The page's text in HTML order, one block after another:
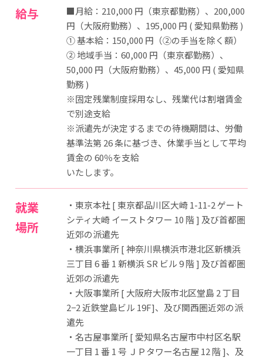
給与
■月給：210,000 円（東京都勤務）、200,000
円（大阪府勤務）、195,000 円 ( 愛知県勤務 )
➀ 基本給：150,000 円（➁の手当を除く額）
➁ 地域手当：60,000 円（東京都勤務）、
50,000 円（大阪府勤務）、45,000 円 ( 愛知県
勤務 )
※固定残業制度採用なし、残業代は割増賃金
で別途支給
※派遣先が決定するまでの待機期間は、労働
基準法第 26 条に基づき、休業手当として平均
賃金の 60％を支給
いたします。
就業
場所
・東京本社 [ 東京都品川区大崎 1-11-2 ゲート
シティ大崎 イーストタワー 10 階 ] 及び首都圏
近郊の派遣先
・横浜事業所 [ 神奈川県横浜市港北区新横浜
三丁目 6 番 1 新横浜 SR ビル 9 階 ] 及び首都圏
近郊の派遣先
・大阪事業所 [ 大阪府大阪市北区堂島 2 丁目
2−2 近鉄堂島ビル 19F]、及び関西圏近郊の派
遣先
・名古屋事業所 [ 愛知県名古屋市中村区名駅
一丁目 1 番 1 号 ＪＰタワー名古屋 12 階 ]、及